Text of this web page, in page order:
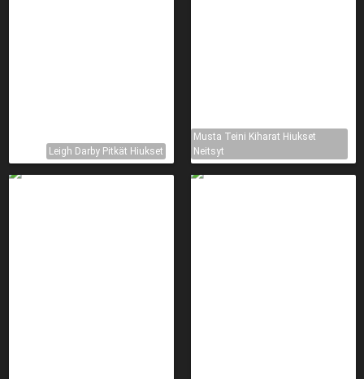
Leigh Darby Pitkät Hiukset
Musta Teini Kiharat Hiukset
Neitsyt